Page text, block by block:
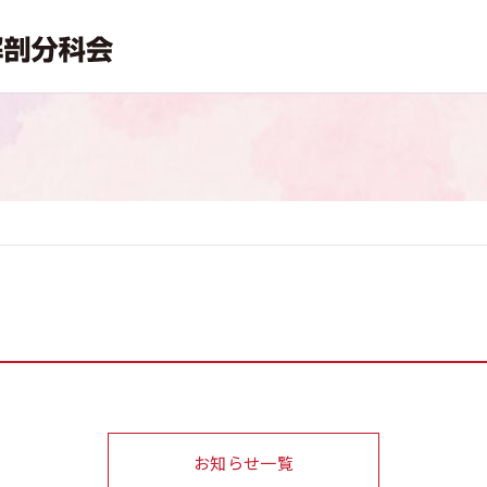
お知らせ一覧